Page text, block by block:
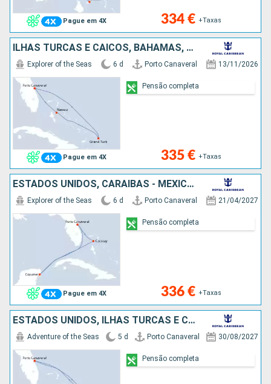
Pague em 4X 334 € +Taxas
ILHAS TURCAS E CAICOS, BAHAMAS, ESTADOS UNIDOS
Pague em 4X
Explorer of the Seas 6 d Porto Canaveral 13/11/2026
335 € +Taxas
Pensão completa
ESTADOS UNIDOS, CARAIBAS - MEXICO, BAHAMAS
Pague em 4X
Explorer of the Seas 6 d Porto Canaveral 21/04/2027
336 € +Taxas
Pensão completa
ESTADOS UNIDOS, ILHAS TURCAS E CAICOS
Adventure of the Seas 5 d Porto Canaveral 30/08/2027
Pensão completa